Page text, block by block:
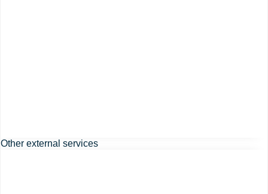
Other external services